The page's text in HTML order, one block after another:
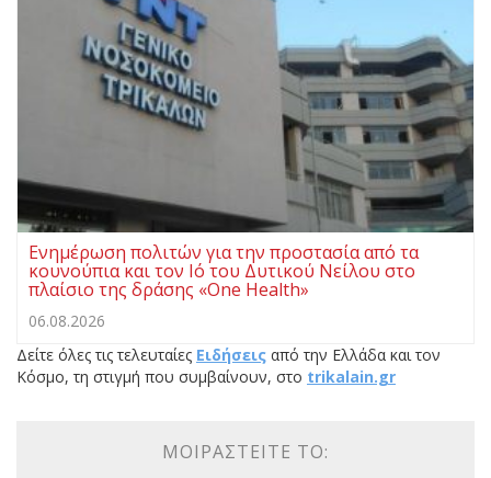
Ενημέρωση πολιτών για την προστασία από τα
κουνούπια και τον Ιό του Δυτικού Νείλου στο
πλαίσιο της δράσης «One Health»
06.08.2026
Δείτε όλες τις τελευταίες Ειδήσεις από την Ελλάδα και τον
Κόσμο, τη στιγμή που συμβαίνουν, στο trikalain.gr
ΜΟΙΡΑΣΤΕΊΤΕ ΤΟ: